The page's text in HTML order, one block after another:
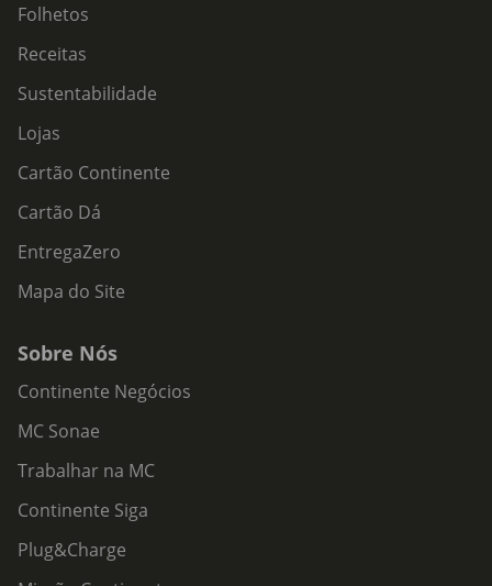
Folhetos
Receitas
Sustentabilidade
Lojas
Cartão Continente
Cartão Dá
EntregaZero
Mapa do Site
Sobre Nós
Continente Negócios
MC Sonae
Trabalhar na MC
Continente Siga
Plug&Charge